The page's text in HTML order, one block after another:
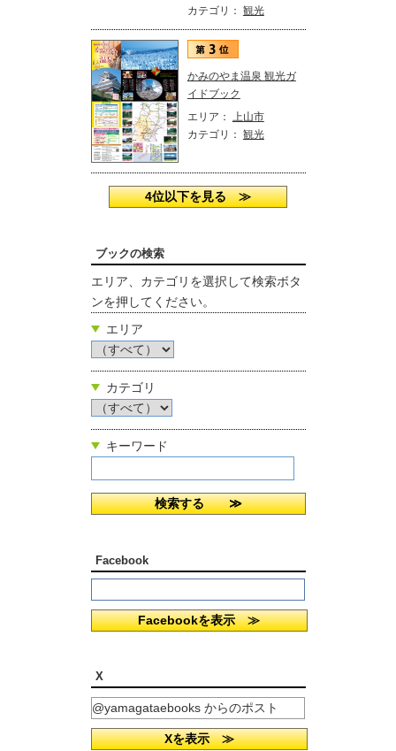
カテゴリ： 観光
かみのやま温泉 観光ガ
イドブック
エリア： 上山市
カテゴリ： 観光
4位以下を見る ≫
ブックの検索
エリア、カテゴリを選択して検索ボタ
ンを押してください。
エリア
カテゴリ
キーワード
Facebook
Facebookを表示 ≫
X
@yamagataebooks からのポスト
Xを表示 ≫